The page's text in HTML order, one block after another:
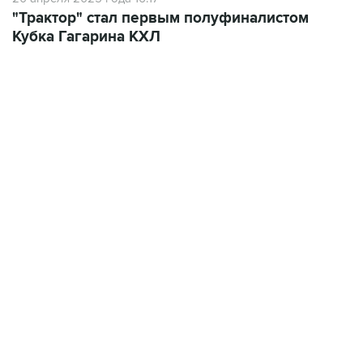
"Трактор" стал первым полуфиналистом
Кубка Гагарина КХЛ